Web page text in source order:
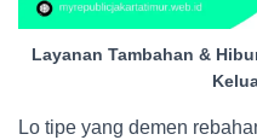
Layanan Tambahan &
Lo tipe yang demen